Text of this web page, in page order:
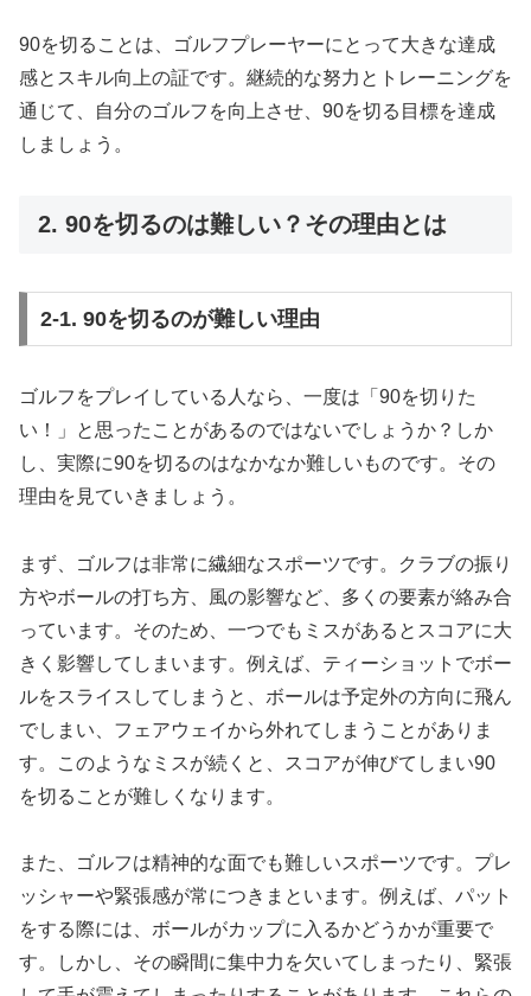
90を切ることは、ゴルフプレーヤーにとって大きな達成
感とスキル向上の証です。継続的な努力とトレーニングを
通じて、自分のゴルフを向上させ、90を切る目標を達成
しましょう。
2. 90を切るのは難しい？その理由とは
2-1. 90を切るのが難しい理由
ゴルフをプレイしている人なら、一度は「90を切りた
い！」と思ったことがあるのではないでしょうか？しか
し、実際に90を切るのはなかなか難しいものです。その
理由を見ていきましょう。
まず、ゴルフは非常に繊細なスポーツです。クラブの振り
方やボールの打ち方、風の影響など、多くの要素が絡み合
っています。そのため、一つでもミスがあるとスコアに大
きく影響してしまいます。例えば、ティーショットでボー
ルをスライスしてしまうと、ボールは予定外の方向に飛ん
でしまい、フェアウェイから外れてしまうことがありま
す。このようなミスが続くと、スコアが伸びてしまい90
を切ることが難しくなります。
また、ゴルフは精神的な面でも難しいスポーツです。プレ
ッシャーや緊張感が常につきまといます。例えば、パット
をする際には、ボールがカップに入るかどうかが重要で
す。しかし、その瞬間に集中力を欠いてしまったり、緊張